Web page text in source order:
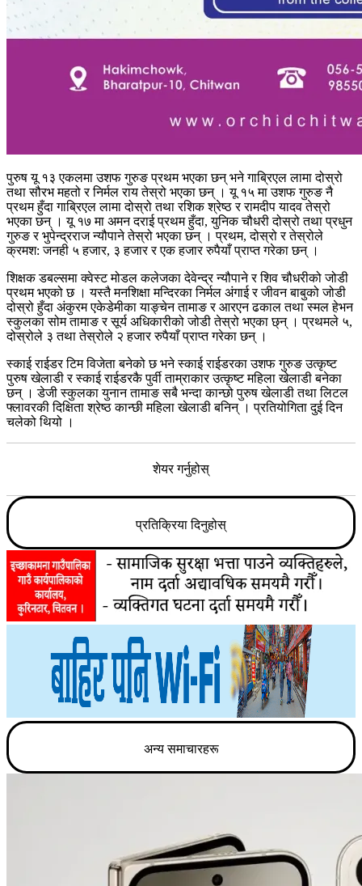
पुरुष यू १३ एकलमा उशफ गुरुङ प्रथम भएका छन् भने गाब्रिएल लामा दोस्रो
तथा सौरभ महतो र निर्मल राय तेस्रो भएका छन् । यू १५ मा उशफ गुरुङ नै
प्रथम हुँदा गाब्रिएल लामा दोस्रो तथा रशिक श्रेष्ठ र रामदीप यादव तेस्रो
भएका छन् । यू १७ मा अमन दराई प्रथम हुँदा, युनिक चौधरी दोस्रो तथा प्रधुन
गुरुङ र भुपेन्द्रराज न्यौपाने तेस्रो भएका छन् । प्रथम, दोस्रो र तेस्रोले
क्रमश: जनही ५ हजार, ३ हजार र एक हजार रुपैयाँ प्राप्त गरेका छन् ।
शिक्षक डबल्समा क्वेस्ट मोडल कलेजका देवेन्द्र न्यौपाने र शिव चौधरीको जोडी
प्रथम भएको छ । यस्तै मनशिक्षा मन्दिरका निर्मल अंगाई र जीवन बाबुको जोडी
दोस्रो हुँदा अंकुरम एकेडेमीका याङ्चेन तामाङ र आरएन ढकाल तथा स्मल हेभन
स्कुलका सोम तामाङ र सूर्य अधिकारीको जोडी तेस्रो भएका छ्न् । प्रथमले ५,
दोस्रोले ३ तथा तेस्रोले २ हजार रुपैयाँ प्राप्त गरेका छन् ।
स्काई राईडर टिम विजेता बनेको छ भने स्काई राईडरका उशफ गुरुङ उत्कृष्ट
पुरुष खेलाडी र स्काई राईडरकै पुर्वी ताम्राकार उत्कृष्ट महिला खेलाडी बनेका
छन् । डेजी स्कुलका युनान तामाङ सबै भन्दा कान्छो पुरुष खेलाडी तथा लिटल
फ्लावरकी दिक्षिता श्रेष्ठ कान्छी महिला खेलाडी बनिन् । प्रतियोगिता दुई दिन
चलेको थियो ।
शेयर गर्नुहोस्
प्रतिक्रिया दिनुहोस्
अन्य समाचारहरू